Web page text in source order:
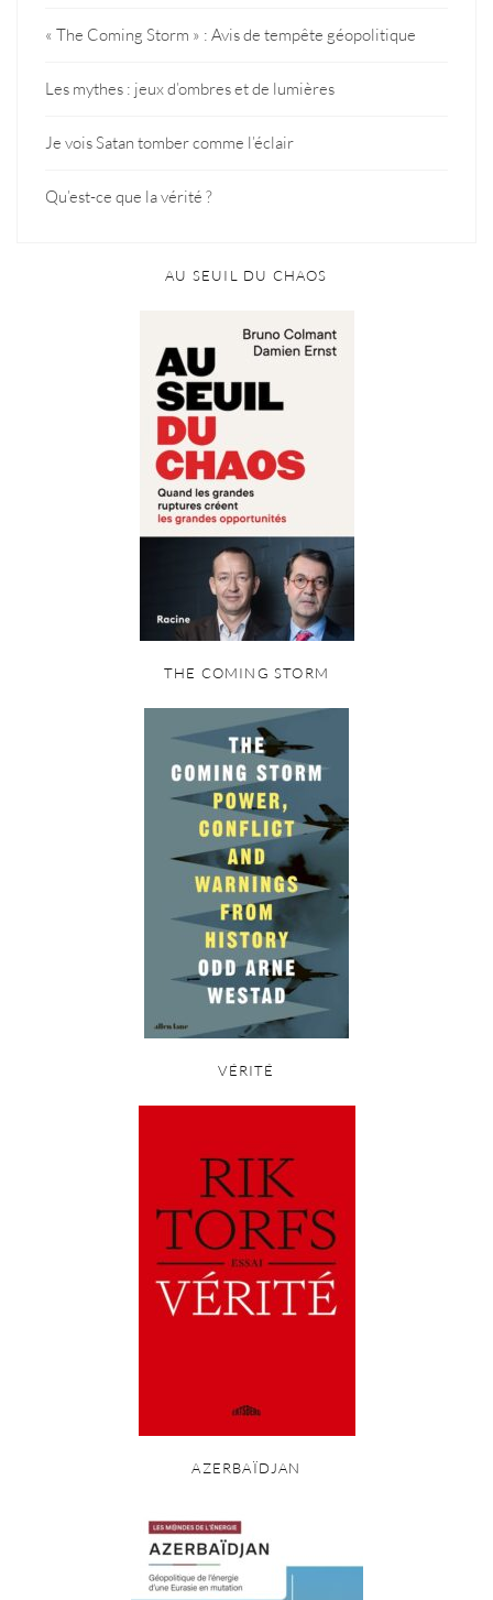
« The Coming Storm » : Avis de tempête géopolitique
Les mythes : jeux d’ombres et de lumières
Je vois Satan tomber comme l’éclair
Qu’est-ce que la vérité ?
AU SEUIL DU CHAOS
THE COMING STORM
VÉRITÉ
AZERBAÏDJAN